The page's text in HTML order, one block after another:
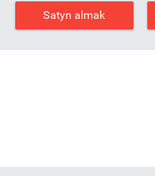
Satyn almak